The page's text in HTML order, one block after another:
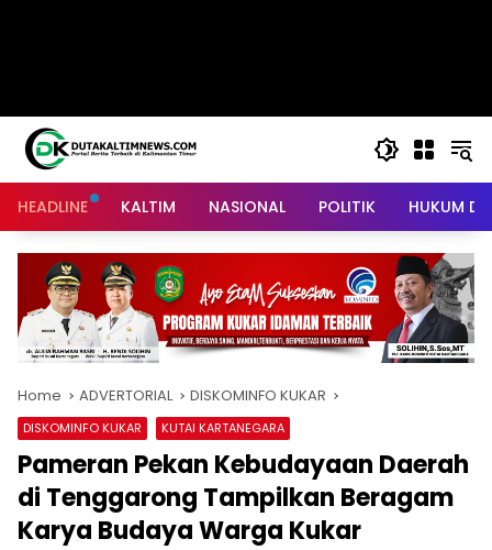
HEADLINE KALTIM NASIONAL POLITIK HUKUM
Home ADVERTORIAL DISKOMINFO KUKAR
DISKOMINFO KUKAR KUTAI KARTANEGARA
Pameran Pekan Kebudayaan Daerah
di Tenggarong Tampilkan Beragam
Karya Budaya Warga Kukar